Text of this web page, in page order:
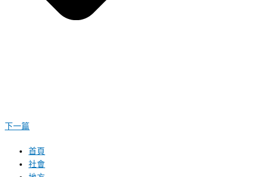
下一篇
首頁
社會